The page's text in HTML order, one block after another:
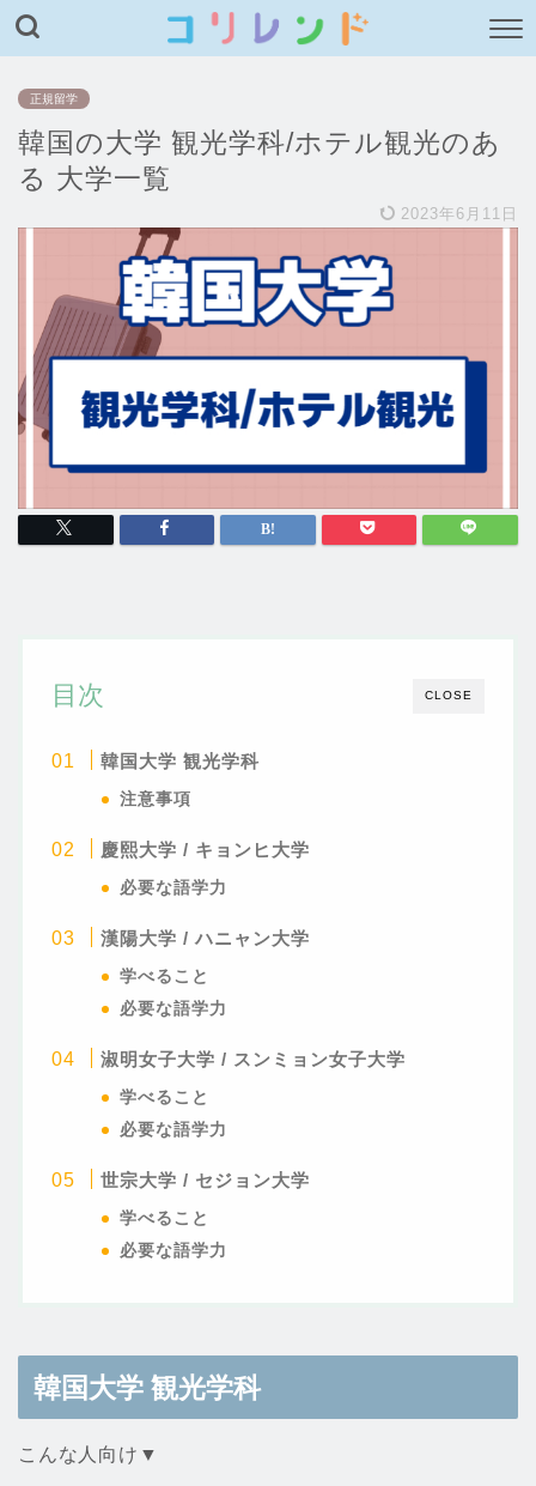
正規留学
韓国の大学 観光学科/ホテル観光のあ
る 大学一覧
2023年6月11日
CLOSE
目次
韓国大学 観光学科
注意事項
慶熙大学 / キョンヒ大学
必要な語学力
漢陽大学 / ハニャン大学
学べること
必要な語学力
淑明女子大学 / スンミョン女子大学
学べること
必要な語学力
世宗大学 / セジョン大学
学べること
必要な語学力
韓国大学 観光学科
こんな人向け▼